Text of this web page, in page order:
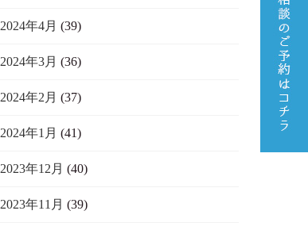
2024年4月 (39)
2024年3月 (36)
2024年2月 (37)
2024年1月 (41)
2023年12月 (40)
2023年11月 (39)